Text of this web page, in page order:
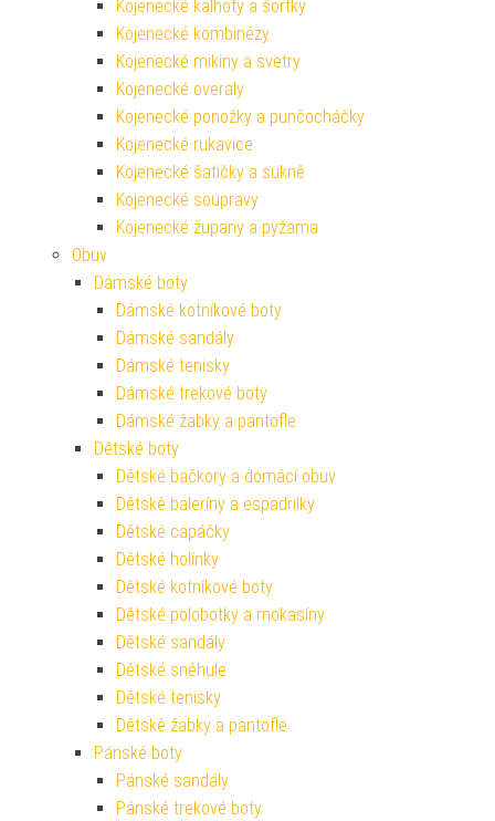
Kojenecké kalhoty a šortky
Kojenecké kombinézy
Kojenecké mikiny a svetry
Kojenecké overaly
Kojenecké ponožky a punčocháčky
Kojenecké rukavice
Kojenecké šatičky a sukně
Kojenecké soupravy
Kojenecké župany a pyžama
Obuv
Dámské boty
Dámské kotníkové boty
Dámské sandály
Dámské tenisky
Dámské trekové boty
Dámské žabky a pantofle
Dětské boty
Dětské bačkory a domácí obuv
Dětské baleríny a espadrilky
Dětské capáčky
Dětské holínky
Dětské kotníkové boty
Dětské polobotky a mokasíny
Dětské sandály
Dětské sněhule
Dětské tenisky
Dětské žabky a pantofle
Pánské boty
Pánské sandály
Pánské trekové boty